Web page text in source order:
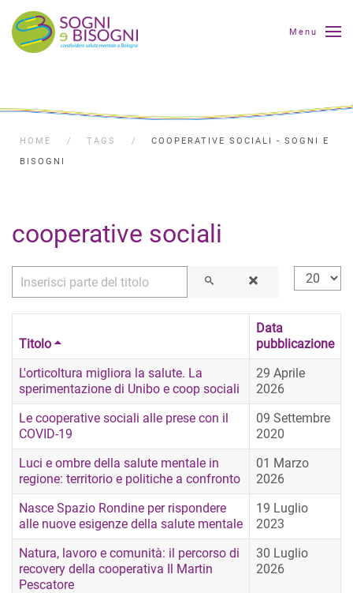
Menu
HOME TAGS
COOPERATIVE SOCIALI - SOGNI E
BISOGNI
cooperative sociali
Inserisci parte del titolo
Titolo
Data
pubblicazione
L'orticoltura migliora la salute. La
sperimentazione di Unibo e coop sociali
29 Aprile
2026
Le cooperative sociali alle prese con il
COVID-19
09 Settembre
2020
Luci e ombre della salute mentale in
regione: territorio e politiche a confronto
01 Marzo
2026
Nasce Spazio Rondine per rispondere
alle nuove esigenze della salute mentale
19 Luglio
2023
Natura, lavoro e comunità: il percorso di
recovery della cooperativa Il Martin
Pescatore
30 Luglio
2026